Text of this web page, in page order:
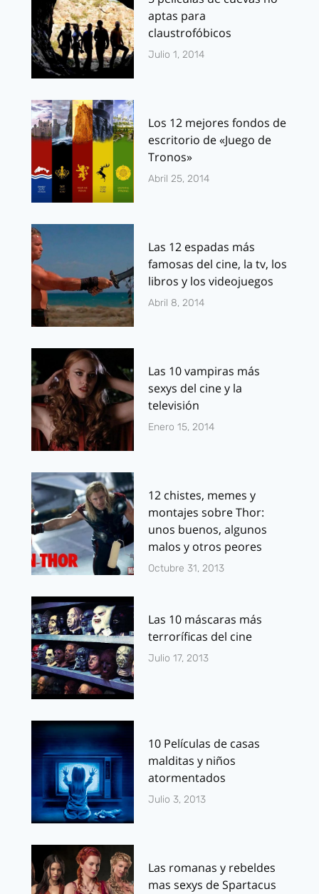
aptas para
claustrofóbicos
Julio 1, 2014
Los 12 mejores fondos de
escritorio de «Juego de
Tronos»
Abril 25, 2014
Las 12 espadas más
famosas del cine, la tv, los
libros y los videojuegos
Abril 8, 2014
Las 10 vampiras más
sexys del cine y la
televisión
Enero 15, 2014
12 chistes, memes y
montajes sobre Thor:
unos buenos, algunos
malos y otros peores
Octubre 31, 2013
Las 10 máscaras más
terroríficas del cine
Julio 17, 2013
10 Películas de casas
malditas y niños
atormentados
Julio 3, 2013
Las romanas y rebeldes
mas sexys de Spartacus